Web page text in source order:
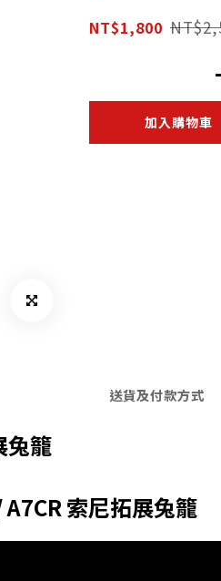
NT$1,800
加入購物車
送貨及付款方式
兔籠
索尼拓展兔籠